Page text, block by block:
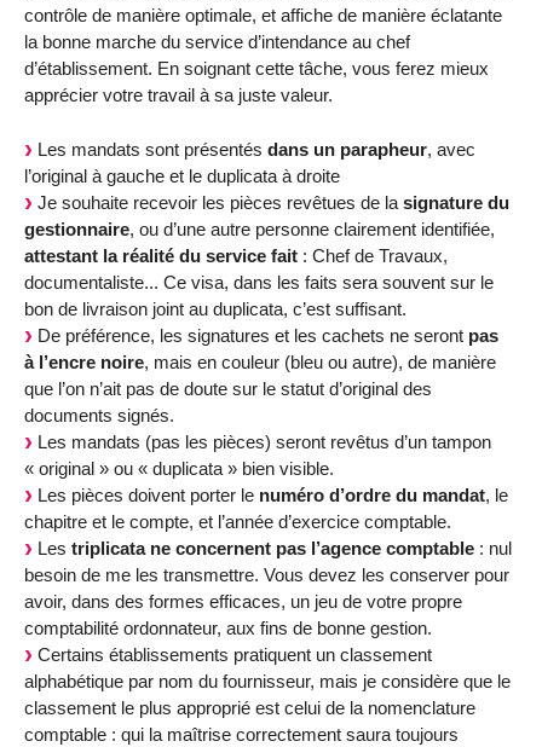
contrôle de manière optimale, et affiche de manière éclatante
la bonne marche du service d’intendance au chef
d’établissement. En soignant cette tâche, vous ferez mieux
apprécier votre travail à sa juste valeur.
Les mandats sont présentés dans un parapheur, avec
l’original à gauche et le duplicata à droite
Je souhaite recevoir les pièces revêtues de la signature du
gestionnaire, ou d’une autre personne clairement identifiée,
attestant la réalité du service fait : Chef de Travaux,
documentaliste... Ce visa, dans les faits sera souvent sur le
bon de livraison joint au duplicata, c’est suffisant.
De préférence, les signatures et les cachets ne seront pas
à l’encre noire, mais en couleur (bleu ou autre), de manière
que l’on n’ait pas de doute sur le statut d’original des
documents signés.
Les mandats (pas les pièces) seront revêtus d’un tampon
« original » ou « duplicata » bien visible.
Les pièces doivent porter le numéro d’ordre du mandat, le
chapitre et le compte, et l’année d’exercice comptable.
Les triplicata ne concernent pas l’agence comptable : nul
besoin de me les transmettre. Vous devez les conserver pour
avoir, dans des formes efficaces, un jeu de votre propre
comptabilité ordonnateur, aux fins de bonne gestion.
Certains établissements pratiquent un classement
alphabétique par nom du fournisseur, mais je considère que le
classement le plus approprié est celui de la nomenclature
comptable : qui la maîtrise correctement saura toujours